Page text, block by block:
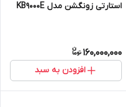
استارتی زونگشن مدل KB9000E
160,000,000
افزودن به سبد